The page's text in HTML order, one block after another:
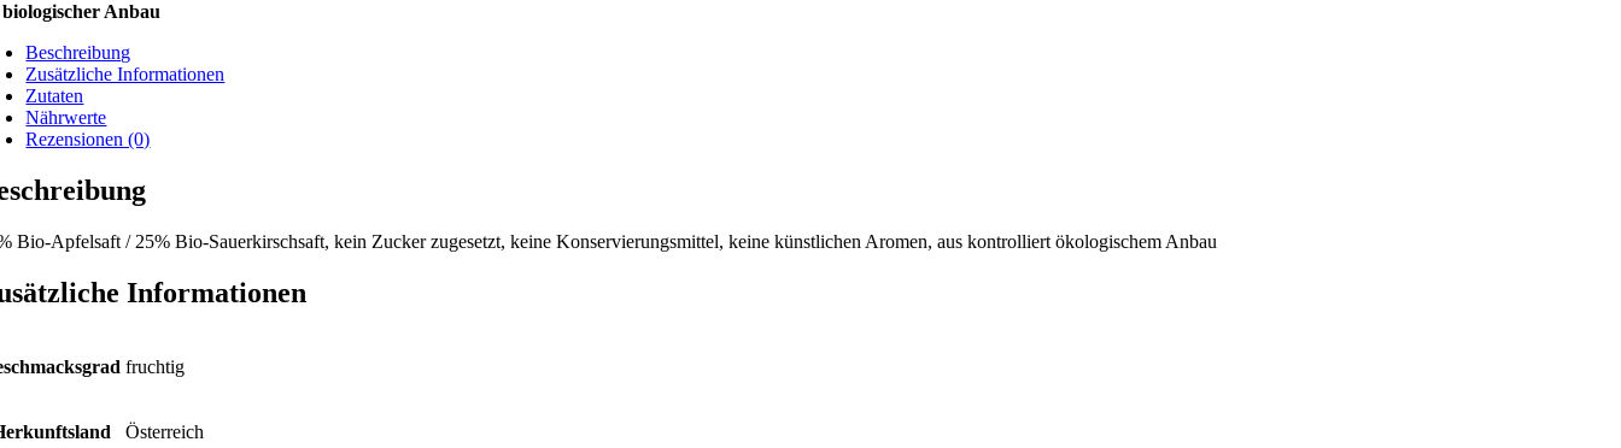
Anbau
Beschreibung
Zusätzliche Informationen
Zutaten
Nährwerte
Rezensionen (0)
Bio-Apfelsaft / 25% Bio-Sauerkirschsaft, kein Zucker zugesetzt, keine Konservierungsmittel, keine künstlichen Aromen, aus kontrolliert ökologischem Anbau
Informationen
fruchtig
Österreich